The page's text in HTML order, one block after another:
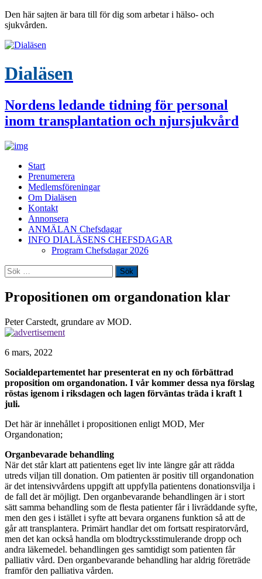
Den här sajten är bara till för dig som arbetar i hälso- och
sjukvården.
Dialäsen
Nordens ledande tidning för personal
inom transplantation och njursjukvård
Start
Prenumerera
Medlemsföreningar
Om Dialäsen
Kontakt
Annonsera
ANMÄLAN Chefsdagar
INFO DIALÄSENS CHEFSDAGAR
Program Chefsdagar 2026
Sök
efter:
Propositionen om organdonation klar
Peter Carstedt, grundare av MOD.
6 mars, 2022
Socialdepartementet har presenterat en ny och förbättrad
proposition om organdonation. I vår kommer dessa nya förslag
röstas igenom i riksdagen och lagen förväntas träda i kraft 1
juli.
Det här är innehållet i propositionen enligt MOD, Mer
Organdonation;
Organbevarade behandling
När det står klart att patientens eget liv inte längre går att rädda
utreds viljan till donation. Om patienten är positiv till organdonation
är det intensivvårdens uppgift att uppfylla patientens donationsvilja i
de fall det är möjligt. Den organbevarande behandlingen är i stort
sätt samma behandling som de flesta patienter får i livräddande syfte,
men den ges i istället i syfte att bevara organens funktion så att de
går att transplantera. Primärt handlar det om fortsatt respiratorvård,
men det kan också handla om blodtrycksstimulerande dropp och
andra läkemedel. behandlingen ges samtidigt som patienten får
palliativ vård. Den organbevarande behandling har aldrig företräde
framför den palliativa vården.